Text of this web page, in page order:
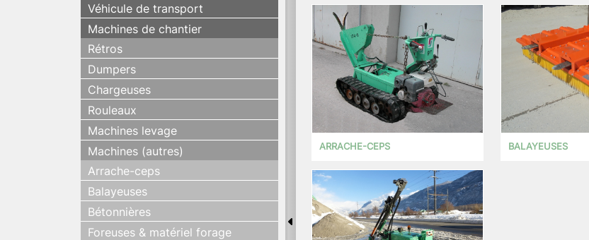
Véhicule de transport
Machines de chantier
Rétros
Dumpers
Chargeuses
Rouleaux
Machines levage
Machines (autres)
Arrache-ceps
Balayeuses
Bétonnières
Foreuses & matériel forage
ARRACHE-CEPS BALAYEUSES